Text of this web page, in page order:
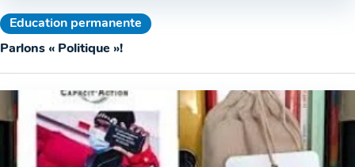
Education permanente
Parlons « Politique »!